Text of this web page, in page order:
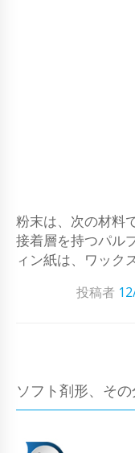
粉末は、次の材料
接着層を持つパル
ィン紙は、ワック
投稿者
ソフト剤形、そ